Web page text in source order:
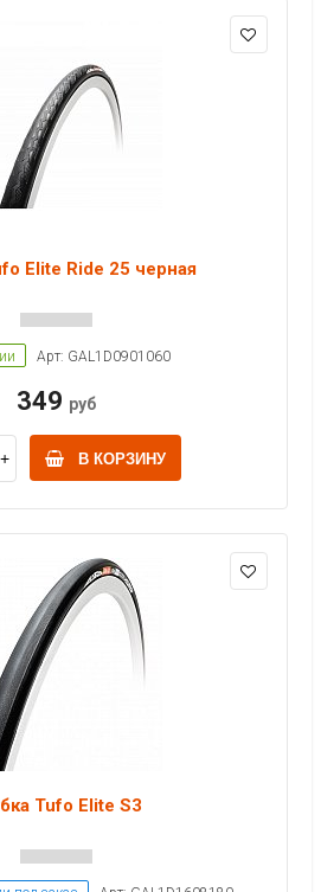
Elite Ride 25 черная
Арт: GAL1D0901060
349 руб
В КОРЗИНУ
Tufo Elite S3